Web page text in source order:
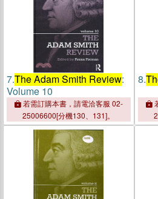
7.The Adam Smith Review:
Volume 10
若需訂購本書，請電洽客服 02-
25006600[分機130、131]。
8.